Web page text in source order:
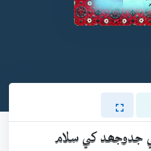
جدوجھد کي سلام